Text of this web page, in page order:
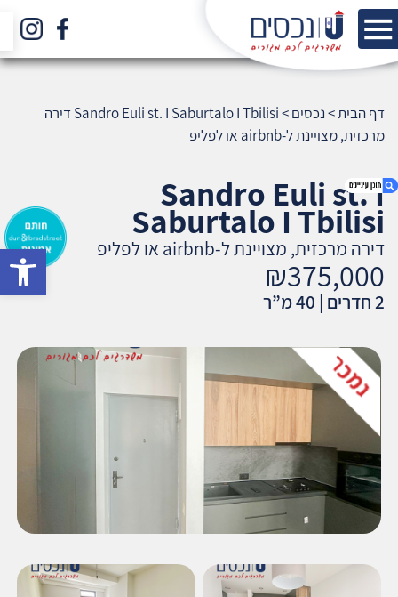
1. Sandro Euli st. I Saburtalo I Tbilisi דירה
מרכזית, מצויינת ל-airbnb או לפליפ
2. אודות U נכסים
4. ₪375,000
5. אנחנו עוזרים לכם מההתחלה ועד הסוף !
6. בפתיחת חשבון, התנהלות מול עו"ד ונוטריון
מקומי, מימון מקסימלי, מסמכים, העברות, שיפוץ,
ניהול, ייעוץ, התאמות, מכירה חוזרת ועוד.
7. מאפייני דירה
דף הבית>נכסים>
Sandro Euli st. I Saburtalo I Tbilisi דירה
מרכזית, מצויינת ל-airbnb או לפליפ
Sandro Euli st. I
Saburtalo I Tbilisi
דירה מרכזית, מצויינת ל-airbnb או לפליפ
₪375,000
2 חדרים | 40 מ”ר